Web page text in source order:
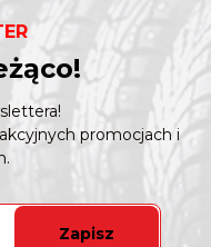
promocjach i
Zapisz